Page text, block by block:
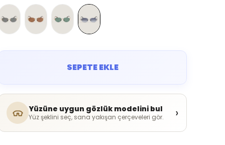
SEPETE EKLE
Yüzüne uygun gözlük modelini bul
Yüz şeklini seç, sana yakışan çerçeveleri gör. ›